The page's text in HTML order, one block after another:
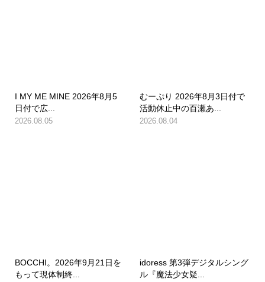
I MY ME MINE 2026年8月5
日付で広...
2026.08.05
むーぷり 2026年8月3日付で
活動休止中の百瀬あ...
2026.08.04
BOCCHI。2026年9月21日を
もって現体制終...
idoress 第3弾デジタルシング
ル『魔法少女疑...